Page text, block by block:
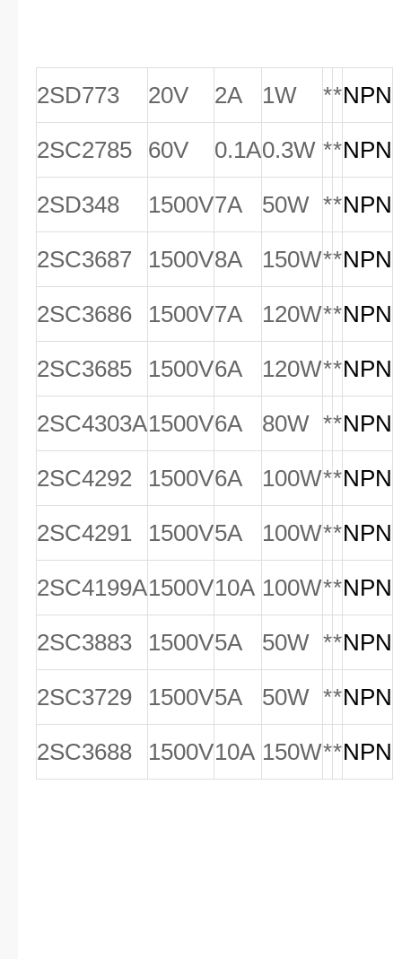
2SD773 20V 2A 1W **NPN
2SC2785 60V 0.1A0.3W **NPN
2SD348 1500V7A 50W **NPN
2SC3687 1500V8A 150W**NPN
2SC3686 1500V7A 120W**NPN
2SC3685 1500V6A 120W**NPN
2SC4303A1500V6A 80W **NPN
2SC4292 1500V6A 100W**NPN
2SC4291 1500V5A 100W**NPN
2SC4199A1500V10A 100W**NPN
2SC3883 1500V5A 50W **NPN
2SC3729 1500V5A 50W **NPN
2SC3688 1500V10A 150W**NPN